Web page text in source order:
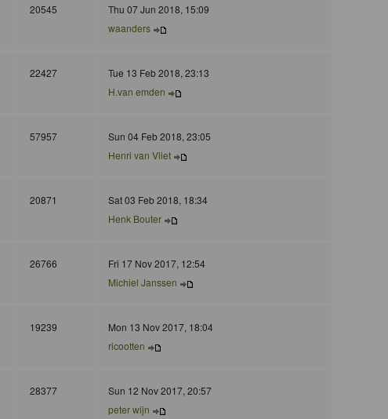
20545
Thu 07 Jun 2018, 15:09
waanders
22427
Tue 13 Feb 2018, 23:13
H.van emden
57957
Sun 04 Feb 2018, 23:05
Henri van Vliet
20871
Sat 03 Feb 2018, 18:34
Henk Bouter
26766
Fri 17 Nov 2017, 12:54
Michiel Janssen
19239
Mon 13 Nov 2017, 18:04
ricootten
28377
Sun 12 Nov 2017, 20:57
peter wijn